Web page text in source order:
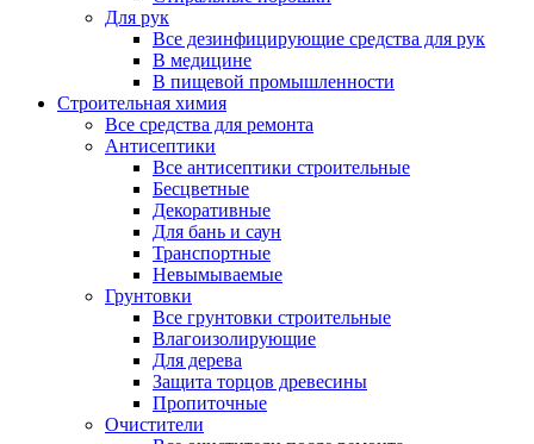
Для рук
Все дезинфицирующие средства для рук
В медицине
В пищевой промышленности
Строительная химия
Все средства для ремонта
Антисептики
Все антисептики строительные
Бесцветные
Декоративные
Для бань и саун
Транспортные
Невымываемые
Грунтовки
Все грунтовки строительные
Влагоизолирующие
Для дерева
Защита торцов древесины
Пропиточные
Очистители